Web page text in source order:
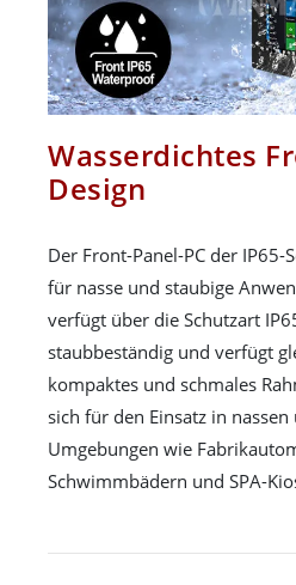
Wasserdichtes
Design
Der Front-Panel-PC der
für nasse und staubige
verfügt über die Schutzart
staubbeständig und verfügt
kompaktes und schmales
sich für den Einsatz in
Umgebungen wie
Schwimmbädern und SPA-